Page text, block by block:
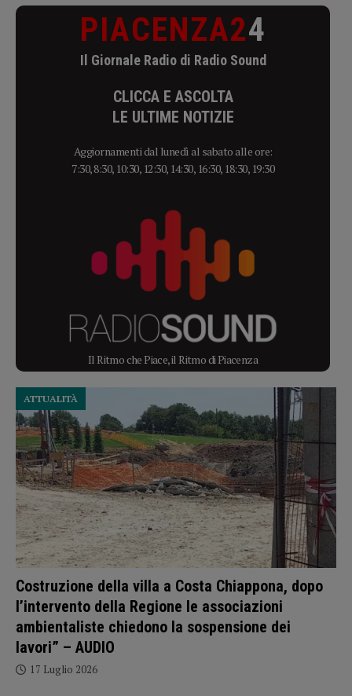
PIACENZA24
Il Giornale Radio di Radio Sound
CLICCA E ASCOLTA
LE ULTIME NOTIZIE
Aggiornamenti dal lunedì al sabato alle ore:
7:30, 8:30, 10:30, 12:30, 14:30, 16:30, 18:30, 19:30
Il Ritmo che Piace, il Ritmo di Piacenza
Costruzione della villa a Costa Chiappona, dopo
l’intervento della Regione le associazioni
ambientaliste chiedono la sospensione dei
lavori” – AUDIO
ATTUALITÀ
17 Luglio 2026